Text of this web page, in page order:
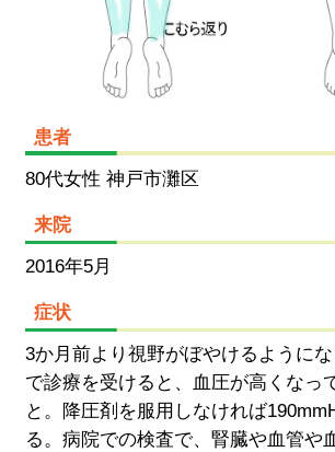
患者
80代女性 神戸市灘区
来院
2016年5月
症状
3か月前より視野がぼやけるように
で診療を受けると、血圧が高くなっ
と。降圧剤を服用しなければ
る。病院での検査で、腎臓や血管や